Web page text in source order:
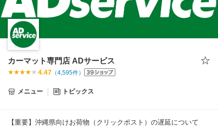
カーマット専門店 ADサービス
4.47 （4,595件）
メニュー トピックス
【重要】沖縄県向けお荷物（クリックポスト）の遅延について